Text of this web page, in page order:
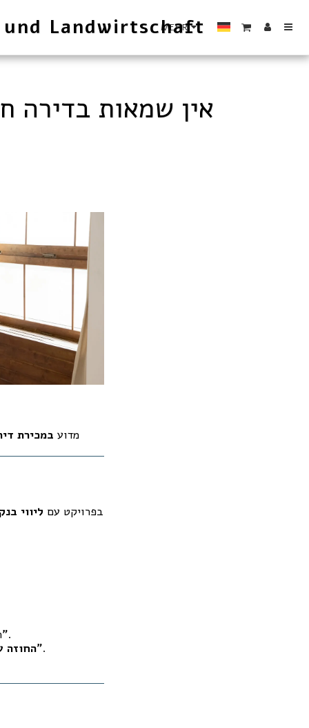
Landwirtschaft
MEHR
אין שמאות בדירה
מדוע במכירת
בפרויקט עם ליווי
מתייחס לעסקה בפרויקט מלוּוה כעסקה "מבוקרת".
החוזה עצמו, בצירוף נספח הליווי ומסמכי הבנק המלווה, נתפס כבעל ערך "תחליפי שומה".